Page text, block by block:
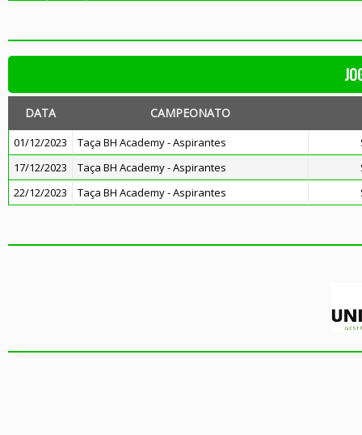
DATA CAMPEONATO
01/12/2023 Taça BH Academy - Aspirantes
17/12/2023
Taça BH Academy - Aspirantes
22/12/2023
Taça BH Academy - Aspirantes